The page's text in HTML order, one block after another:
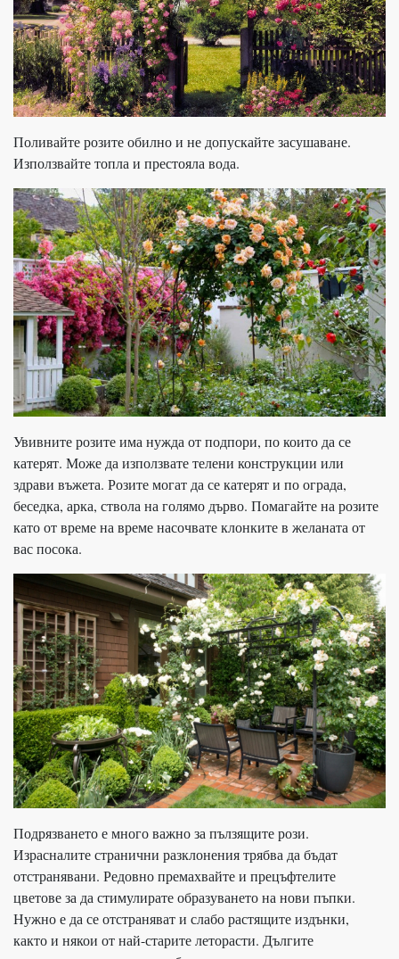
Поливайте розите обилно и не допускайте засушаване.
Използвайте топла и престояла вода.
Увивните розите има нужда от подпори, по които да се
катерят. Може да използвате телени конструкции или
здрави въжета. Розите могат да се катерят и по ограда,
беседка, арка, ствола на голямо дърво. Помагайте на розите
като от време на време насочвате клонките в желаната от
вас посока.
Подрязването е много важно за пълзящите рози.
Израсналите странични разклонения трябва да бъдат
отстранявани. Редовно премахвайте и прецъфтелите
цветове за да стимулирате образуването на нови пъпки.
Нужно е да се отстраняват и слабо растящите издънки,
както и някои от най-старите леторасти. Дългите